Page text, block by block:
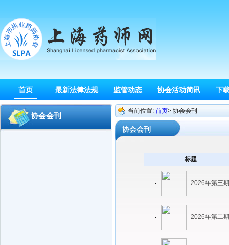
首页 最新法律法规 监管动态 协会活动简讯 下
协会会刊
当前位置: 首页> 协会会刊
协会会刊
标题
2026年第三期
2026年第二期